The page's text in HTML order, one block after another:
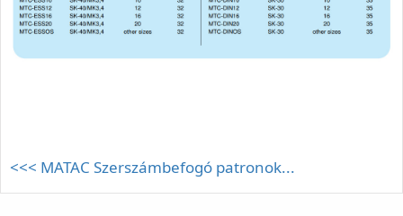
<<< MATAC Szerszámbefogó patronok...